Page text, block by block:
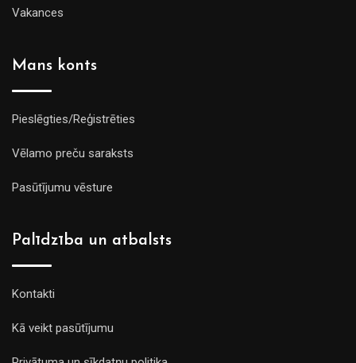
Vakances
Mans konts
Pieslēgties/Reģistrēties
Vēlamo preču saraksts
Pasūtījumu vēsture
Palīdzība un atbalsts
Kontakti
Kā veikt pasūtījumu